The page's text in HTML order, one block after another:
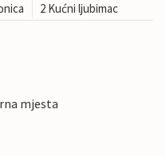
2 Kućni ljubimac
mjesta